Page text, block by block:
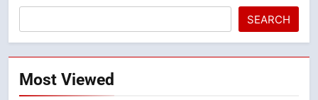
SEARCH
Most Viewed